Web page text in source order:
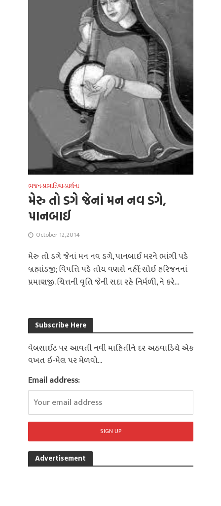
ભજન-પ્રભાતિયા-પ્રાર્થના
મેરુ તો ડગે જેનાં મન નવ ડગે,
પાનબાઈ
October 12, 2014
મેરુ તો ડગે જેનાં મન નવ ડગે, પાનબાઈ મરને ભાંગી પડે
બ્રહ્માંડજી; વિપત્તિ પડે તોય વણસે નહીં; સોઈ હરિજનનાં
પ્રમાણજી. ચિત્તની વૃતિ જેની સદા રહે નિર્મળી, ને કરે...
Subscribe Here
વેબસાઈટ પર આવતી નવી માહિતીને દર અઠવાડિયે એક
વખત ઇ-મેલ પર મેળવો...
Email address:
Advertisement